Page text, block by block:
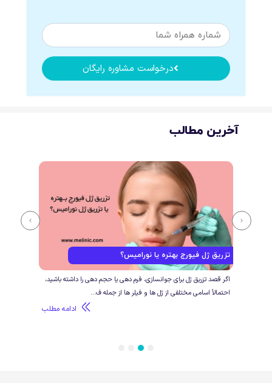
درخواست مشاوره رایگان
آخرین مطالب
تزریق ژل فیورج بهتره یا نورامیس؟
اگر قصد تزریق ژل برای جوانسازی، فرم دهی یا حجم دهی را داشته باشید،
احتمالاً اسامی مختلفی از ژل ها و فیلر ها از جمله ف...
ادامه مطلب